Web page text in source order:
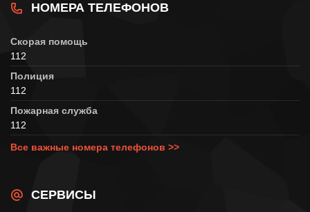
НОМЕРА ТЕЛЕФОНОВ
Скорая помощь
112
Полиция
112
Пожарная служба
112
Все важные номера телефонов >>
СЕРВИСЫ